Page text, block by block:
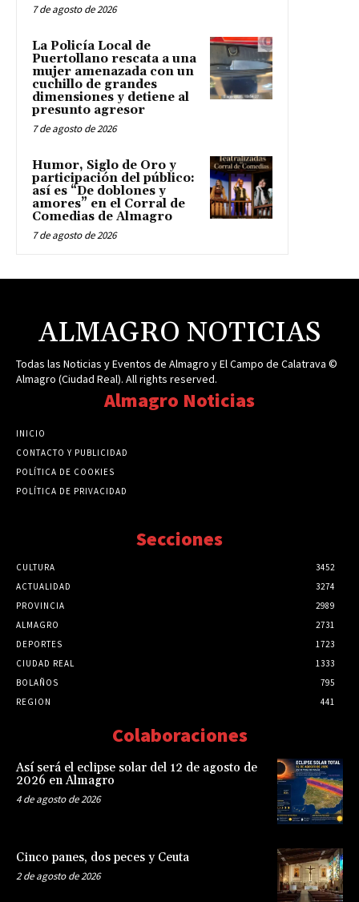
7 de agosto de 2026
La Policía Local de
Puertollano rescata a una
mujer amenazada con un
cuchillo de grandes
dimensiones y detiene al
presunto agresor
7 de agosto de 2026
Humor, Siglo de Oro y
participación del público:
así es “De doblones y
amores” en el Corral de
Comedias de Almagro
7 de agosto de 2026
ALMAGRO NOTICIAS
Todas las Noticias y Eventos de Almagro y El Campo de Calatrava ©
Almagro (Ciudad Real). All rights reserved.
Almagro Noticias
INICIO
CONTACTO Y PUBLICIDAD
POLÍTICA DE COOKIES
POLÍTICA DE PRIVACIDAD
Secciones
CULTURA
3452
ACTUALIDAD
3274
PROVINCIA
2989
ALMAGRO
2731
DEPORTES
1723
CIUDAD REAL
1333
BOLAÑOS
795
REGION
441
Colaboraciones
Así será el eclipse solar del 12 de agosto de
2026 en Almagro
4 de agosto de 2026
Cinco panes, dos peces y Ceuta
2 de agosto de 2026